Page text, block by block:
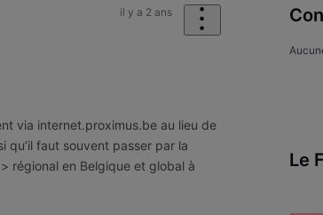
il y a 2 ans
via internet.proximus.be au lieu de
faut souvent passer par la
régional en Belgique et global à
Le